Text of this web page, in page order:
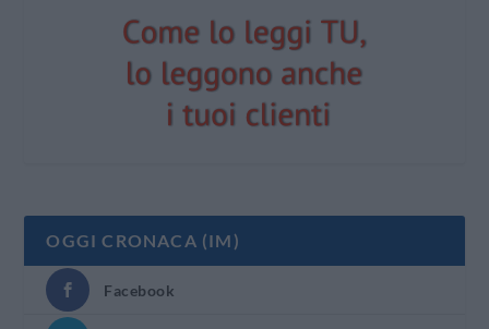
OGGI CRONACA (IM)
Facebook